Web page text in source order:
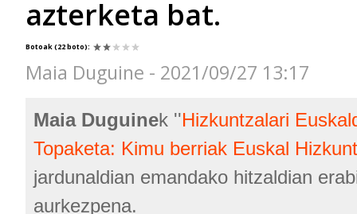
azterketa bat.
Botoak(22 boto):
Maia Duguine - 2021/09/27 13:17
Maia Duguinek ''Hizkuntzalari
Topaketa: Kimu berriak Euskal
jardunaldian emandako hitzaldian
aurkezpena.